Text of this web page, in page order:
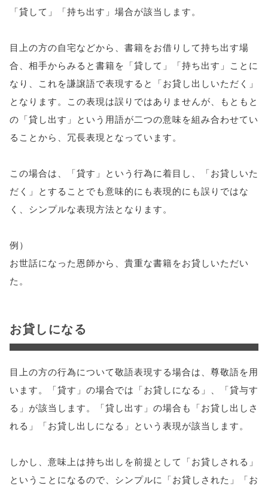
「貸して」「持ち出す」場合が該当します。
目上の方の自宅などから、書籍をお借りして持ち出す場
合、相手からみると書籍を「貸して」「持ち出す」ことに
なり、これを謙譲語で表現すると「お貸し出しいただく」
となります。この表現は誤りではありませんが、もともと
の「貸し出す」という用語が二つの意味を組み合わせてい
ることから、冗長表現となっています。
この場合は、「貸す」という行為に着目し、「お貸しいた
だく」とすることでも意味的にも表現的にも誤りではな
く、シンプルな表現方法となります。
例）
お世話になった恩師から、貴重な書籍をお貸しいただい
た。
お貸しになる
目上の方の行為について敬語表現する場合は、尊敬語を用
います。「貸す」の場合では「お貸しになる」、「貸与す
る」が該当します。「貸し出す」の場合も「お貸し出しさ
れる」「お貸し出しになる」という表現が該当します。
しかし、意味上は持ち出しを前提として「お貸しされる」
ということになるので、シンプルに「お貸しされた」「お